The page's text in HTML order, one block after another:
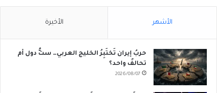
الأشهر الأخيرة
حربُ إيران تَختَبِرُ الخليج العربي… ستُّ دول أم
تحالفٌ واحد؟
2026/08/07